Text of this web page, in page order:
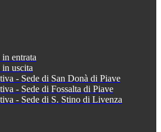
entrata
uscita
- Sede di San Donà di Piave
- Sede di Fossalta di Piave
- Sede di S. Stino di Livenza